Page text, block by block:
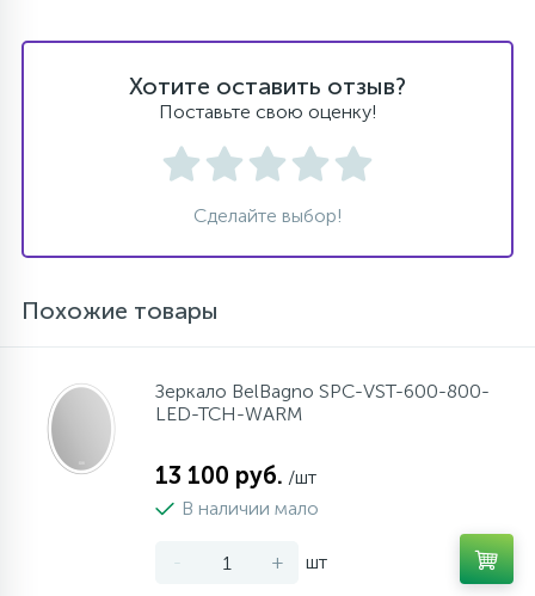
Хотите оставить отзыв?
Поставьте свою оценку!
Сделайте выбор!
Похожие товары
Зеркало BelBagno SPC-VST-600-800-
LED-TCH-WARM
13 100 руб. /шт
В наличии мало
- + шт